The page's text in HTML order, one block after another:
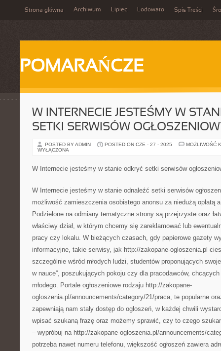
Strona główna Archiwum Lipiec Lodowato Spis Treści
POMARAŃCZE
W INTERNECIE JESTEŚMY W
SETKI SERWISÓW
POSTED BY ADMIN POSTED ON CZE - 27 - 2025
MOŻLIWOŚĆ
WYŁĄCZONA
W Internecie jesteśmy w stanie odkryć setki serwisów
W Internecie jesteśmy w stanie odnaleźć setki serwisów
możliwość zamieszczenia osobistego anonsu za niedużą opłatą
Podzielone na odmiany tematyczne strony są przejrzyste oraz
właściwy dział, w którym chcemy się zareklamować lub
pracy czy lokalu. W bieżących czasach, gdy papierowe gazety
informacyjne, takie serwisy, jak http://zakopane-ogloszenia.pl
szczególnie wśród młodych ludzi, studentów proponujących
w nauce”, poszukujących pokoju czy dla pracodawców,
młodego. Portale ogłoszeniowe rodzaju http://zakopane-
ogloszenia.pl/announcements/category/21/praca, te popularne
zapewniają nam stały dostęp do ogłoszeń, w każdej chwili
wpisać szukaną frazę oraz możemy sprawić, czy to czego
– wypróbuj na http://zakopane-ogloszenia.pl/announcements/
potrzeba nawet numeru telefonu, większość ogłoszeń zawiera